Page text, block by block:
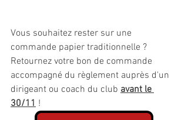
Vous souhaitez rester sur une
commande papier traditionnelle ?
Retournez votre bon de commande
accompagné du règlement auprès d'un
dirigeant ou coach du club avant le
30/11 !